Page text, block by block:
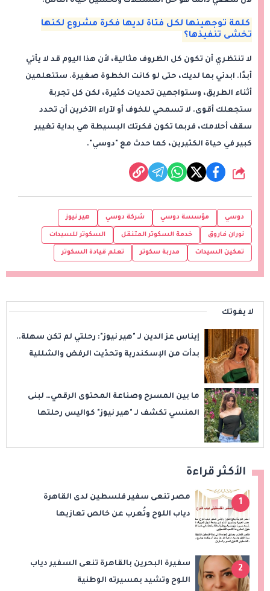
كلمة توجهينها لكل فتاة لديها فكرة مشروع لكنها
تخشى تنفيذها؟
لا تنتظري أن تكون كل الظروف مثالية، لأن هذا اليوم قد لا يأتي
أبدًا. ابدئي بما لديك، حتى لو كانت الخطوة صغيرة. ستتعلمين
أثناء الطريق، وستواجهين تحديات كثيرة، لكن كل تجربة
ستجعلك أقوى. لا تسمحي للخوف أو لآراء الآخرين أن تحدد
سقف أحلامك، فربما تكون فكرتك البسيطة هي بداية تغيير
كبير في حياة الكثيرين، كما حدث مع "دوسي".
شارك
دوسي مؤسسة دوسي شركة دوسي هير نيوز
نوران فاروق خدمة السكوتر المتنقل السكوتر للسيدات
تمكين السيدات مدربة سكوتر تعلم قيادة السكوتر
لا يفوتك
إيناس عز الدين لـ "هير نيوز": رحلتي لم تكن سهلة..
بدأت من الإسكندرية وتحدّيت الرفض والشللية
ما بين المسرح وصناعة المحتوى الرقمي… لبنى
المنسي تكشف لـ "هير نيوز" كواليس رحلتها
الأكثر قراءة
1
مصر تنعى سفير فلسطين لدى القاهرة
دياب اللوح وتُعرب عن خالص تعازيها
2
سفيرة البحرين بالقاهرة تنعى السفير دياب
اللوح وتشيد بمسيرته الوطنية